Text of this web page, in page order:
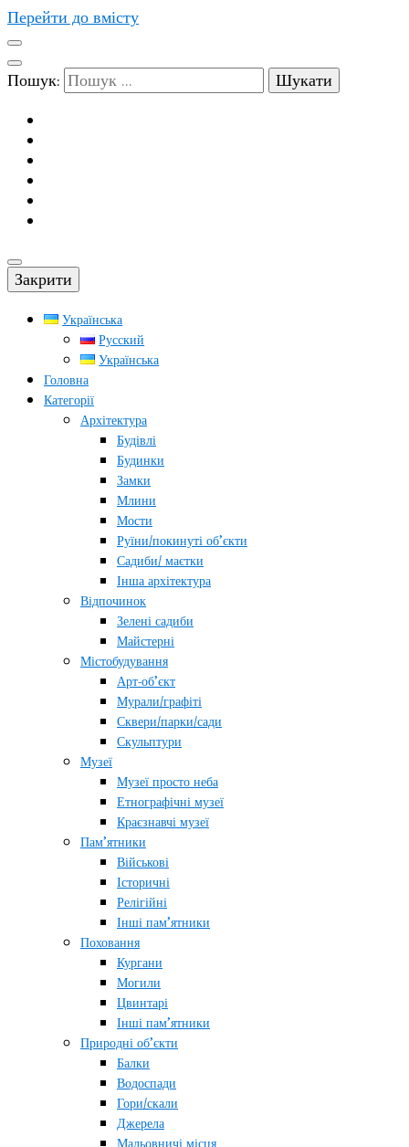
Перейти до вмісту
Пошук:
Закрити
Українська
Русский
Українська
Головна
Категорії
Архітектура
Будівлі
Будинки
Замки
Млини
Мости
Руїни/покинуті об’єкти
Садиби/ маєтки
Інша архітектура
Відпочинок
Зелені садиби
Майстерні
Містобудування
Арт-об’єкт
Мурали/графіті
Сквери/парки/сади
Скульптури
Музеї
Музеї просто неба
Етнографічні музеї
Краєзнавчі музеї
Пам’ятники
Військові
Історичні
Релігійні
Інші пам’ятники
Поховання
Кургани
Могили
Цвинтарі
Інші пам’ятники
Природні об’єкти
Балки
Водоспади
Гори/скали
Джерела
Мальовничі місця